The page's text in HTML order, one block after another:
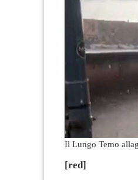
Il Lungo Temo
[red]